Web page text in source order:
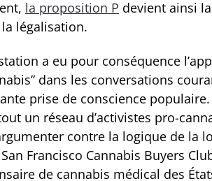
la proposition P devient ainsi
légalisation.
a eu pour conséquence
dans les conversations
prise de conscience
un réseau d’activistes pro-
contre la logique de la
Francisco Cannabis Buyers
de cannabis médical des